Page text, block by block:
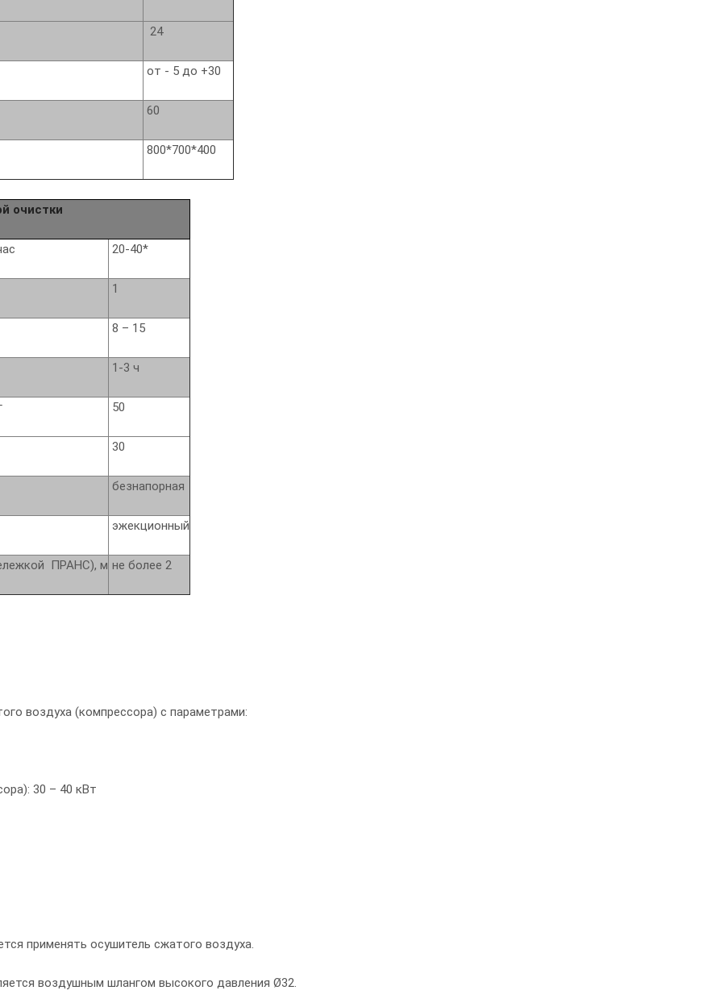
24
от - 5 до +30
60
800*700*400
очистки
20-40*
1
8 – 15
1-3 ч
50
30
безнапорная
эжекционный
ПРАНС), м не более 2
воздуха (компрессора) с параметрами:
30 – 40 кВт
применять осушитель сжатого воздуха.
воздушным шлангом высокого давления Ø32.